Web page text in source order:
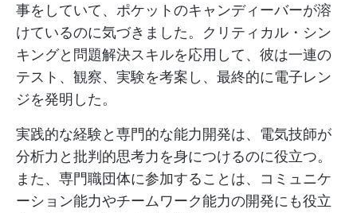
事をしていて、ポケットのキャンディーバーが溶
けているのに気づきました。クリティカル・シン
キングと問題解決スキルを応用して、彼は一連の
テスト、観察、実験を考案し、最終的に電子レン
ジを発明した。
実践的な経験と専門的な能力開発は、電気技師が
分析力と批判的思考力を身につけるのに役立つ。
また、専門職団体に参加することは、コミュニケ
ーション能力やチームワーク能力の開発にも役立